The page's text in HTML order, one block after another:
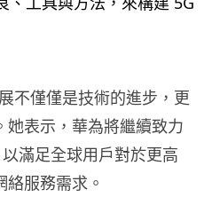
不僅僅是技術的進步，更
她表示，華為將繼續致力
滿足全球用戶對於更高
服務需求。